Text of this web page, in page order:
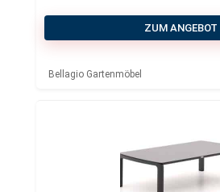
ZUM ANGEBOT
Bellagio Gartenmöbel